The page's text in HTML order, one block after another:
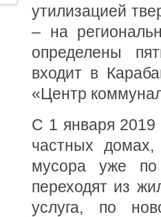
утилизацией
– на
определены
входит в
«Центр
С 1 января 2019
частных
мусора уже
переходят из
услуга, по